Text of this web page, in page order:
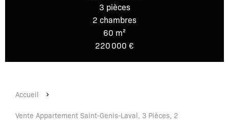
3 pièces
2 chambres
60 m²
220 000 €
Accueil
Vente Appartement Saint-Genis-Laval, 3 Pièces, 2